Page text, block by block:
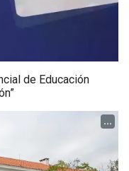
de Educación
...